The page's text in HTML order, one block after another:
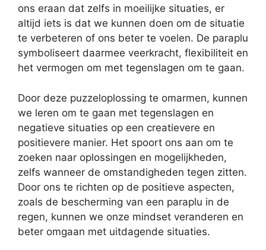
ons eraan dat zelfs in moeilijke situaties, er
altijd iets is dat we kunnen doen om de situatie
te verbeteren of ons beter te voelen. De paraplu
symboliseert daarmee veerkracht, flexibiliteit en
het vermogen om met tegenslagen om te gaan.
Door deze puzzeloplossing te omarmen, kunnen
we leren om te gaan met tegenslagen en
negatieve situaties op een creatievere en
positievere manier. Het spoort ons aan om te
zoeken naar oplossingen en mogelijkheden,
zelfs wanneer de omstandigheden tegen zitten.
Door ons te richten op de positieve aspecten,
zoals de bescherming van een paraplu in de
regen, kunnen we onze mindset veranderen en
beter omgaan met uitdagende situaties.